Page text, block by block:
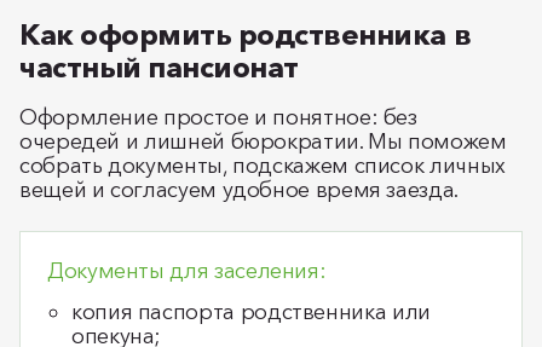
Как оформить родственника в
частный пансионат
Оформление простое и понятное: без
очередей и лишней бюрократии. Мы поможем
собрать документы, подскажем список личных
вещей и согласуем удобное время заезда.
Документы для заселения:
копия паспорта родственника или
опекуна;